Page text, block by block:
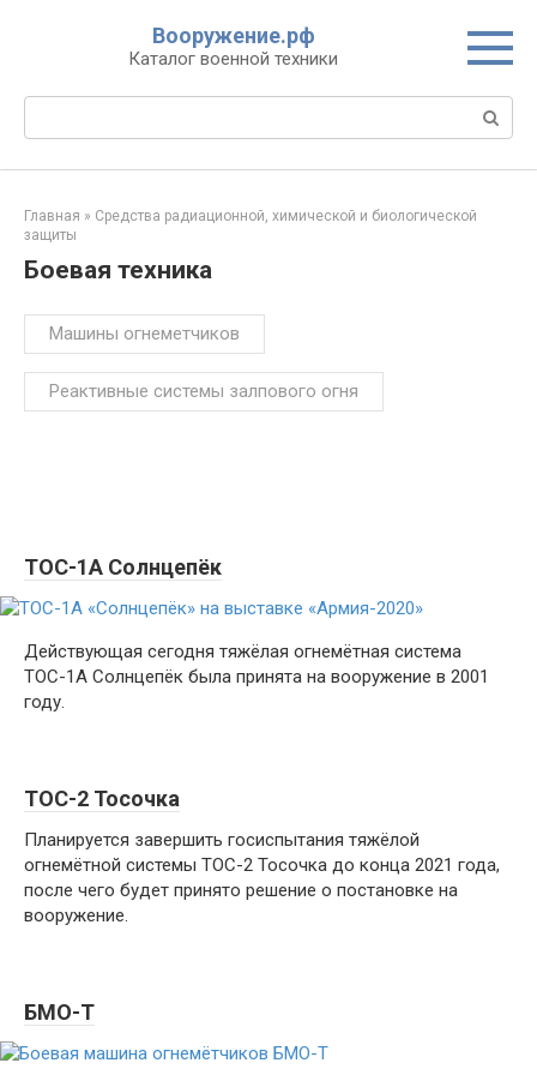
Вооружение.рф
Каталог военной техники
Поиск:
Главная » Средства радиационной, химической и биологической
защиты
Боевая техника
Машины огнеметчиков
Реактивные системы залпового огня
ТОС-1А Солнцепёк
Действующая сегодня тяжёлая огнемётная система
ТОС-1А Солнцепёк была принята на вооружение в 2001
году.
ТОС-2 Тосочка
Планируется завершить госиспытания тяжёлой
огнемётной системы ТОС-2 Тосочка до конца 2021 года,
после чего будет принято решение о постановке на
вооружение.
БМО-Т